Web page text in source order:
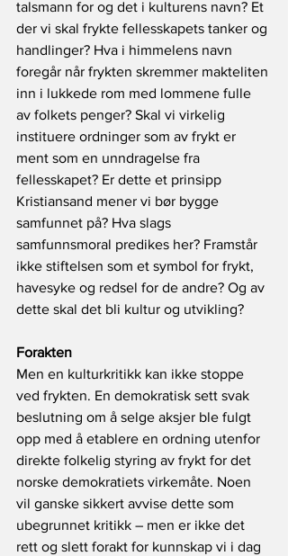
talsmann for og det i kulturens navn? Et
der vi skal frykte fellesskapets tanker og
handlinger? Hva i himmelens navn
foregår når frykten skremmer makteliten
inn i lukkede rom med lommene fulle
av folkets penger? Skal vi virkelig
instituere ordninger som av frykt er
ment som en unndragelse fra
fellesskapet? Er dette et prinsipp
Kristiansand mener vi bør bygge
samfunnet på? Hva slags
samfunnsmoral predikes her? Framstår
ikke stiftelsen som et symbol for frykt,
havesyke og redsel for de andre? Og av
dette skal det bli kultur og utvikling?
Forakten
Men en kulturkritikk kan ikke stoppe
ved frykten. En demokratisk sett svak
beslutning om å selge aksjer ble fulgt
opp med å etablere en ordning utenfor
direkte folkelig styring av frykt for det
norske demokratiets virkemåte. Noen
vil ganske sikkert avvise dette som
ubegrunnet kritikk – men er ikke det
rett og slett forakt for kunnskap vi i dag